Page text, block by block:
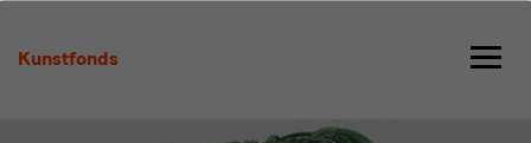
Kunstfonds
schauen